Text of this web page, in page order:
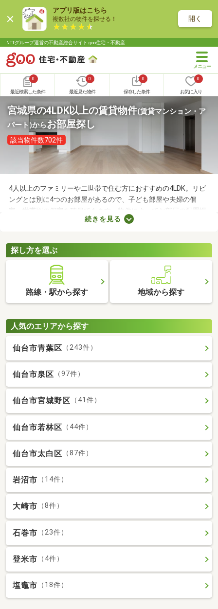
アプリ版はこちら
複数社の物件を探せる！ 開く
NTTグループ運営の不動産総合サイト goo住宅・不動産
0
最近検索した条件
0
最近見た物件
0
保存した条件
0
お気に入り
宮城県の4LDK以上の賃貸物件(賃貸マンション・ア
パート)からお部屋探し
該当物件数702件
4人以上のファミリーや二世帯で住む方におすすめの4LDK。リビ
ングとは別に4つのお部屋があるので、子ども部屋や夫婦の個
室、世帯別の個室を確保できます。物件によってお部屋の配置場
所が異なるので、内見前に間取りをチェックすることがおすすめ
します。
続きを見る
探し方を選ぶ
路線・駅から探す 地域から探す
人気のエリアから探す
仙台市青葉区 （243件）
仙台市泉区 （97件）
仙台市宮城野区 （41件）
仙台市若林区 （44件）
仙台市太白区 （87件）
岩沼市 （14件）
大崎市 （8件）
石巻市 （23件）
登米市 （4件）
塩竈市 （18件）